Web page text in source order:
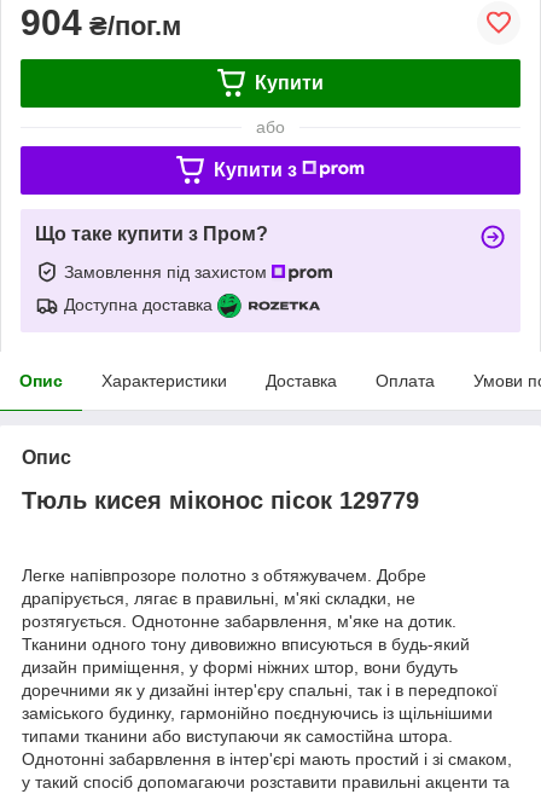
904 ₴/пог.м
Купити
або
Купити з
Що таке купити з Пром?
Замовлення під захистом
Доступна доставка
Опис Характеристики Доставка Оплата Умови
Опис
Тюль кисея міконос пісок 129779
Легке напівпрозоре полотно з обтяжувачем. Добре
драпірується, лягає в правильні, м'які складки, не
розтягується. Однотонне забарвлення, м'яке на дотик.
Тканини одного тону дивовижно вписуються в будь-який
дизайн приміщення, у формі ніжних штор, вони будуть
доречними як у дизайні інтер'єру спальні, так і в передпокої
заміського будинку, гармонійно поєднуючись із щільнішими
типами тканини або виступаючи як самостійна штора.
Однотонні забарвлення в інтер'єрі мають простий і зі смаком,
у такий спосіб допомагаючи розставити правильні акценти та